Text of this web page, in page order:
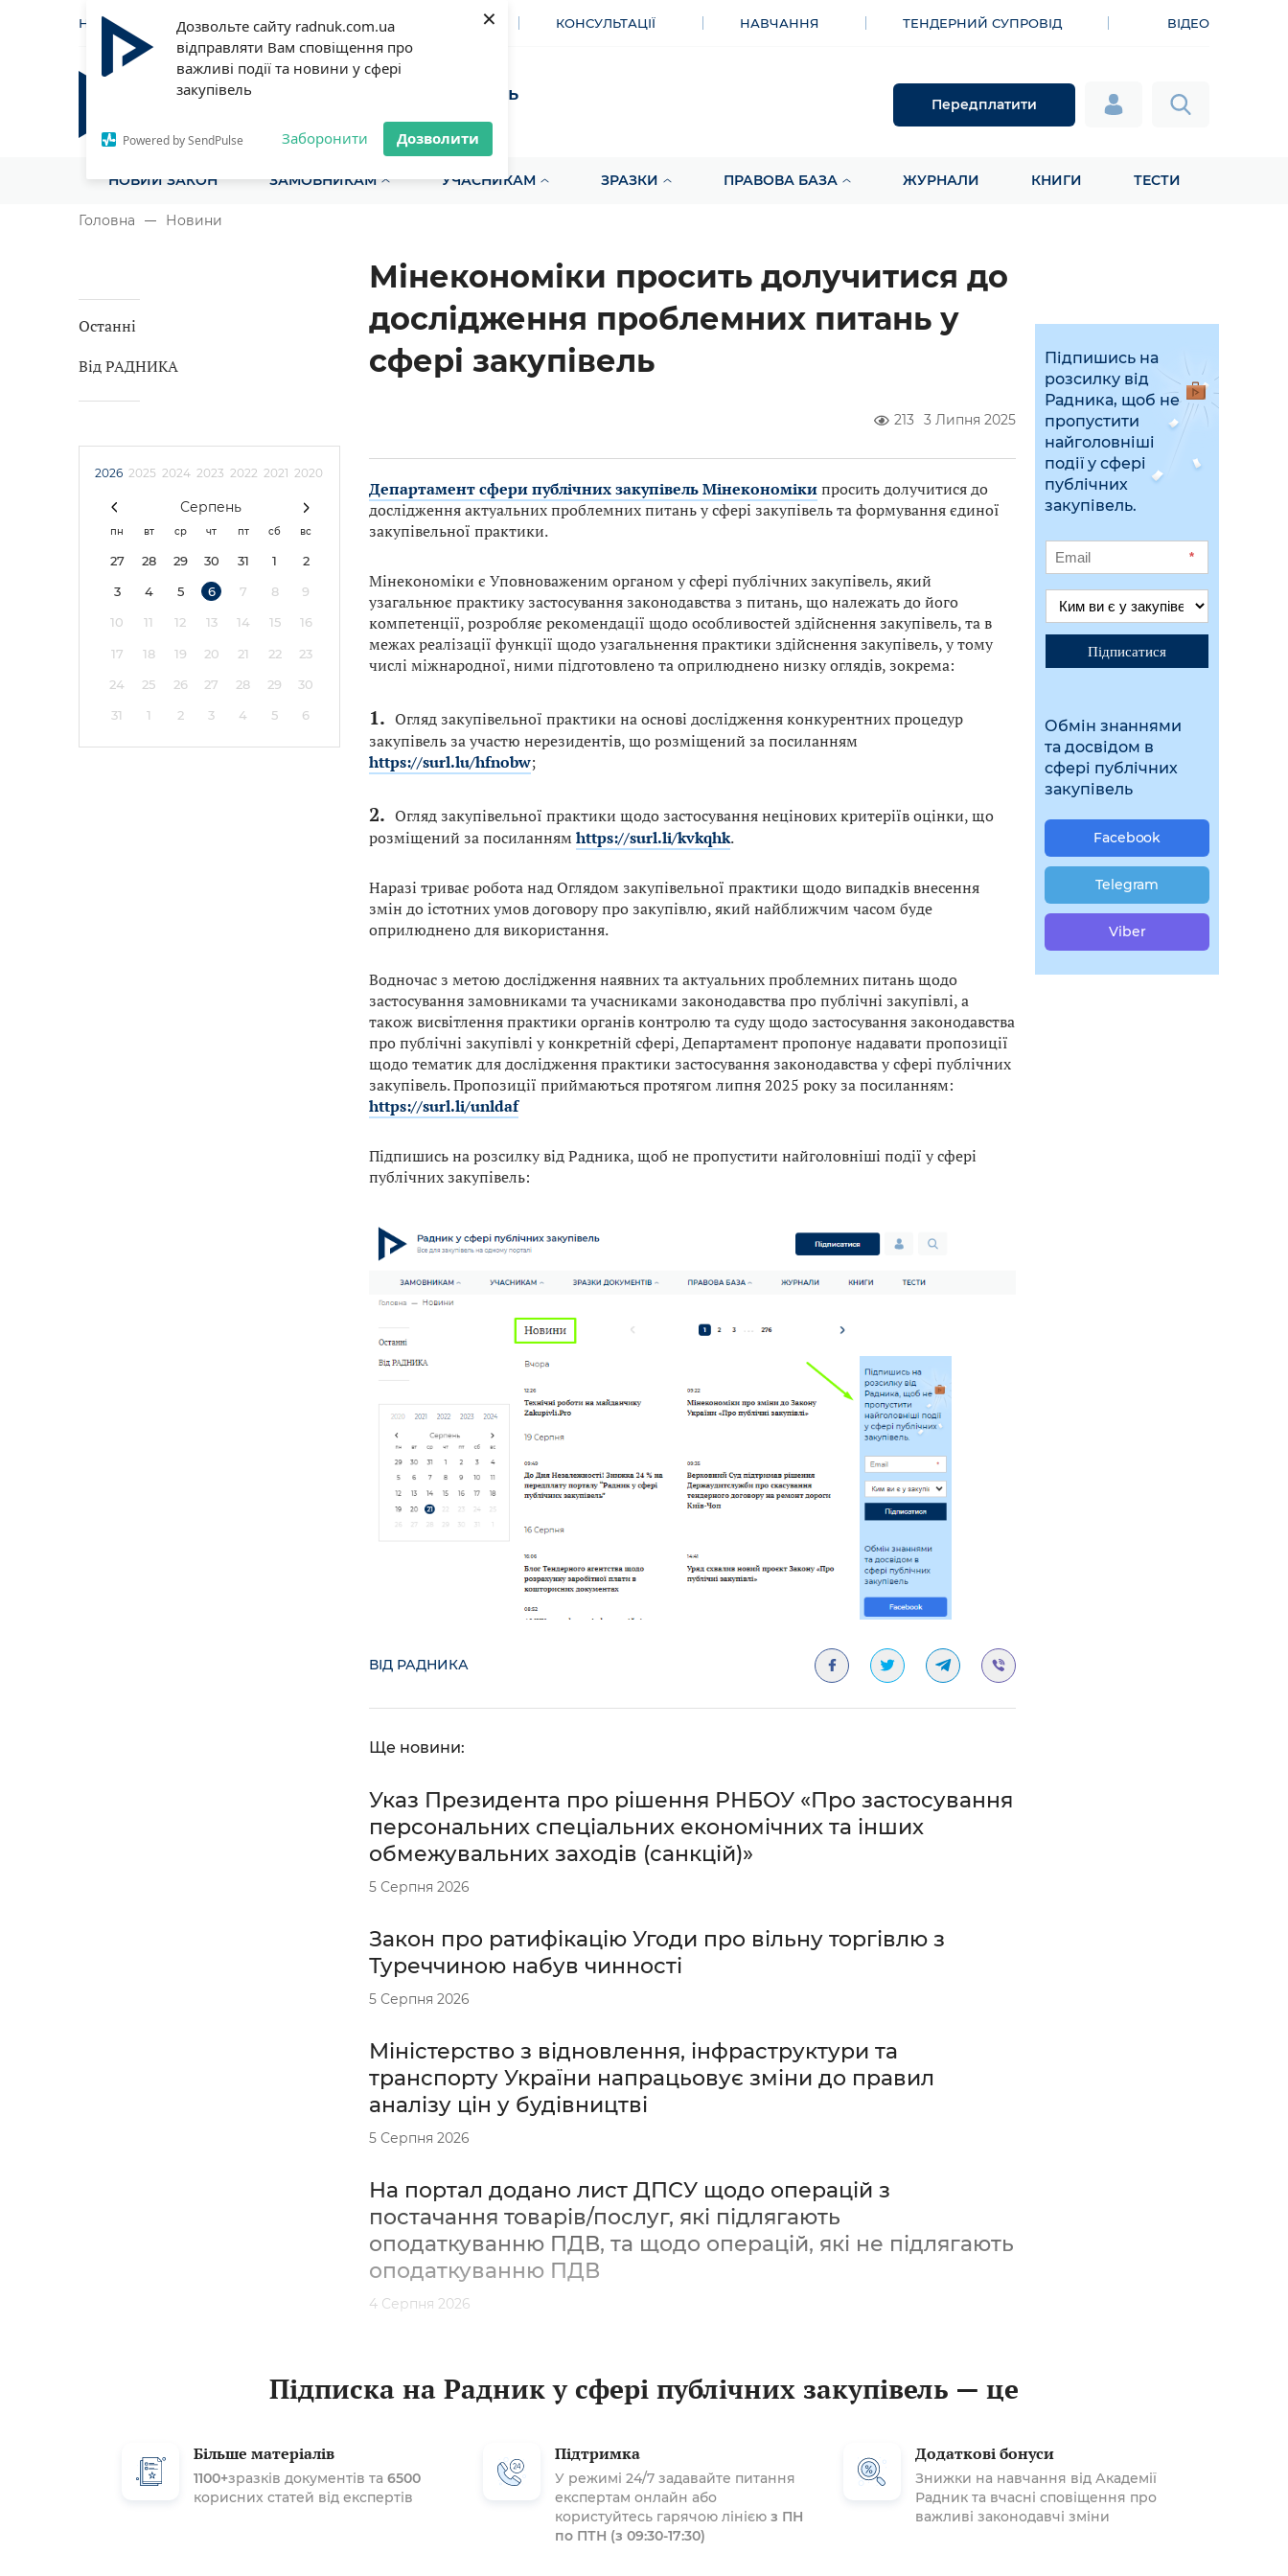
Дозвольте сайту radnuk.com.ua
відправляти Вам сповіщення про
важливі події та новини у сфері
закупівель
Powered by SendPulse Заборонити Дозволити
×
НОВИНИ СТАТТІ ІНСТРУМЕНТИ КОНСУЛЬТАЦІЇ НАВЧАННЯ ТЕНДЕРНИЙ СУПРОВІД ВІДЕО
Радник у сфері публічних закупівель Передплатити
НОВИЙ ЗАКОН ЗАМОВНИКАМ УЧАСНИКАМ ЗРАЗКИ ПРАВОВА БАЗА ЖУРНАЛИ КНИГИ ТЕСТИ
Головна Новини
Останні
Від РАДНИКА
2026 2025 2024 2023 2022 2021 2020
Серпень
пн вт ср чт пт сб вс
27 28 29 30 31 1 2
3 4 5 6 7 8 9
10 11 12 13 14 15 16
17 18 19 20 21 22 23
24 25 26 27 28 29 30
31 1 2 3 4 5 6
Мінекономіки просить долучитися до
дослідження проблемних питань у
сфері закупівель
213 3 Липня 2025
Департамент сфери публічних закупівель Мінекономікипросить долучитися до
дослідження актуальних проблемних питань у сфері закупівель та формування єдиної
закупівельної практики.
Мінекономіки є Уповноваженим органом у сфері публічних закупівель, який
узагальнює практику застосування законодавства з питань, що належать до його
компетенції, розробляє рекомендації щодо особливостей здійснення закупівель, та в
межах реалізації функції щодо узагальнення практики здійснення закупівель, у тому
числі міжнародної, ними підготовлено та оприлюднено низку оглядів, зокрема:
Огляд закупівельної практики на основі дослідження конкурентних процедур
закупівель за участю нерезидентів, що розміщений за посиланням
https://surl.lu/hfnobw;
Огляд закупівельної практики щодо застосування нецінових критеріїв оцінки, що
розміщений за посиланням https://surl.li/kvkqhk.
Наразі триває робота над Оглядом закупівельної практики щодо випадків внесення
змін до істотних умов договору про закупівлю, який найближчим часом буде
оприлюднено для використання.
Водночас з метою дослідження наявних та актуальних проблемних питань щодо
застосування замовниками та учасниками законодавства про публічні закупівлі, а
також висвітлення практики органів контролю та суду щодо застосування законодавства
про публічні закупівлі у конкретній сфері, Департамент пропонує надавати пропозиції
щодо тематик для дослідження практики застосування законодавства у сфері публічних
закупівель. Пропозиції приймаються протягом липня 2025 року за посиланням:
https://surl.li/unldaf
Підпишись на розсилку від Радника, щоб не пропустити найголовніші події у сфері
публічних закупівель:
ВІД РАДНИКА
Ще новини:
Указ Президента про рішення РНБОУ «Про застосування
персональних спеціальних економічних та інших
обмежувальних заходів (санкцій)»
5 Серпня 2026
Закон про ратифікацію Угоди про вільну торгівлю з
Туреччиною набув чинності
5 Серпня 2026
Міністерство з відновлення, інфраструктури та
транспорту України напрацьовує зміни до правил
аналізу цін у будівництві
5 Серпня 2026
На портал додано лист ДПСУ щодо операцій з
постачання товарів/послуг, які підлягають
оподаткуванню ПДВ, та щодо операцій, які не підлягають
оподаткуванню ПДВ
4 Серпня 2026
Підпишись на
розсилку від
Радника, щоб не
пропустити
найголовніші
події у сфері
публічних
закупівель.
*
Підписатися
Обмін знаннями
та досвідом в
сфері публічних
закупівель
Facebook
Telegram
Viber
Підписка на Радник у сфері публічних закупівель — це
Більше матеріалів
1100+зразків документів та 6500
корисних статей від експертів
Підтримка
У режимі 24/7 задавайте питання
експертам онлайн або
користуйтесь гарячою лінією з ПН
по ПТН (з 09:30-17:30)
Додаткові бонуси
Знижки на навчання від Академії
Радник та вчасні сповіщення про
важливі законодавчі зміни